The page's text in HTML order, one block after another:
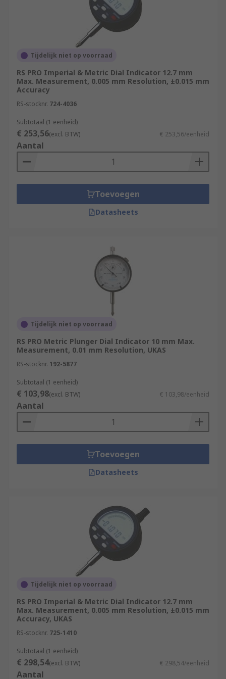
Tijdelijk niet op voorraad
RS PRO Imperial & Metric Dial Indicator 12.7 mm
Max. Measurement, 0.005 mm Resolution, ±0.015 mm
Accuracy
RS-stocknr. 724-4036
Subtotaal (1 eenheid)
€ 253,56(excl. BTW) € 253,56/eenheid
Aantal
Toevoegen
Datasheets
Tijdelijk niet op voorraad
RS PRO Metric Plunger Dial Indicator 10 mm Max.
Measurement, 0.01 mm Resolution, UKAS
RS-stocknr. 192-5877
Subtotaal (1 eenheid)
€ 103,98(excl. BTW) € 103,98/eenheid
Aantal
Toevoegen
Datasheets
Tijdelijk niet op voorraad
RS PRO Imperial & Metric Dial Indicator 12.7 mm
Max. Measurement, 0.005 mm Resolution, ±0.015 mm
Accuracy, UKAS
RS-stocknr. 725-1410
Subtotaal (1 eenheid)
€ 298,54(excl. BTW) € 298,54/eenheid
Aantal